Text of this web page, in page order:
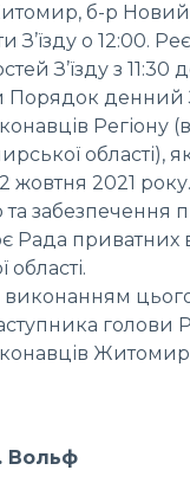
б-р Новий,
З’їзду о 12:00.
З’їзду з 11:30
Порядок денний
Регіону
області),
жовтня 2021 року.
та забезпечення
Рада приватних
виконанням
голови